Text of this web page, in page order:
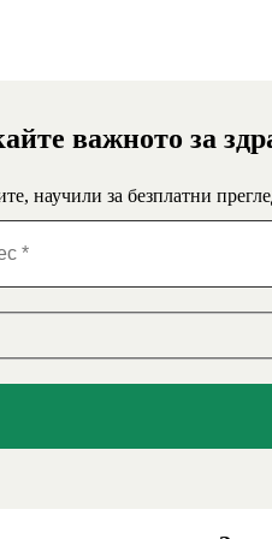
важното за
научили за безплатни